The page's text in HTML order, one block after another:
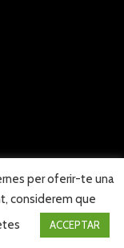
per oferir-te una
considerem que
ACCEPTAR